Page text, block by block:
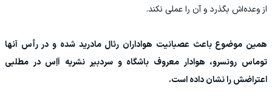
از وعده‌اش بگذرد و آن را عملی نکند.
همین موضوع باعث عصبانیت هواداران رئال مادرید شده و در رأس آنها
توماس رونسرو، هوادار معروف باشگاه و سردبیر نشریه آاِس در مطلبی
اعتراضش را نشان داده است.